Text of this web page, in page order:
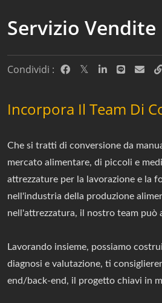
Servizio Vendite
Condividi :
Incorpora Il Team Di
Che si tratti di conversione da
mercato alimentare, di piccoli e
attrezzature per la lavorazione e la
nell'industria della produzione
nell'attrezzatura, il nostro team può
Lavorando insieme, possiamo
diagnosi e valutazione, ti
end/back-end, il progetto chiavi in